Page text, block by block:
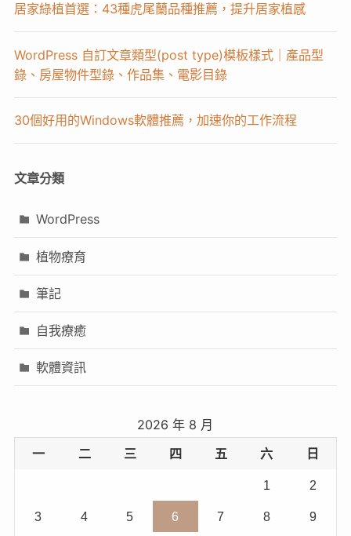
居家綠植首選：43種虎尾蘭品種推薦，提升居家植感
WordPress 自訂文章類型(post type)模板樣式｜產品型
錄、房屋物件型錄、作品集、電影目錄
30個好用的Windows軟體推薦，加速你的工作流程
文章分類
WordPress
植物療育
筆記
自我療癒
軟體資訊
2026 年 8 月
一
二 三 四 五 六 日
1 2
3 4 5 6 7 8 9